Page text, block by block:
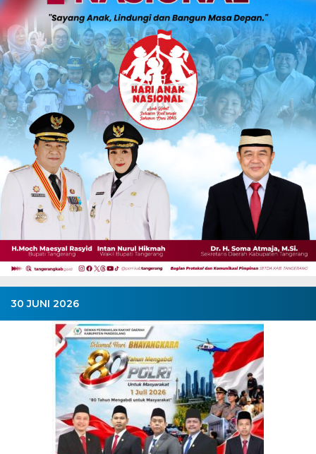
30 JUNI 2026